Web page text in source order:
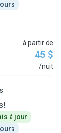
à partir de
45 $
/nuit
à jour